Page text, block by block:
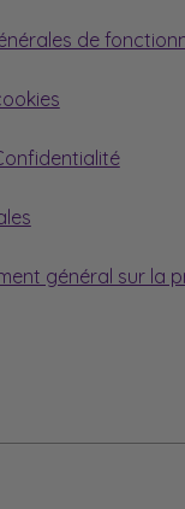
de
général sur la